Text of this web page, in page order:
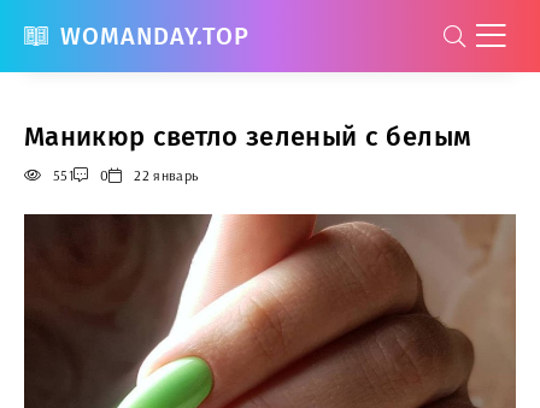
WOMANDAY.TOP
Маникюр светло зеленый с белым
551 0 22 январь